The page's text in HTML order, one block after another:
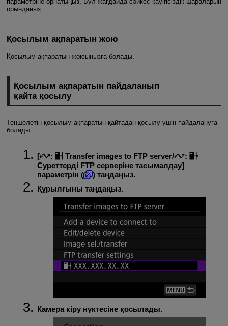
орындаңыз.
Қосылым ақпаратын жою
Қосылым ақпаратын жоюыңызға болады.
Қосылым ақпаратын пайдаланып
қайта қосылу
Теңшелетін қосылым ақпаратын қайтадан қосылу үшін пайдалануға
болады.
[ : Transfer images to FTP server/
:
Суреттерді FTP серверіне тасымалдау]
параметрін (
) таңдаңыз.
Құрылғыны таңдаңыз.
Камера кіру нүктесіне қосылады.